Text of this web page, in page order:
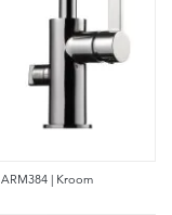
ARM384 | Kroom